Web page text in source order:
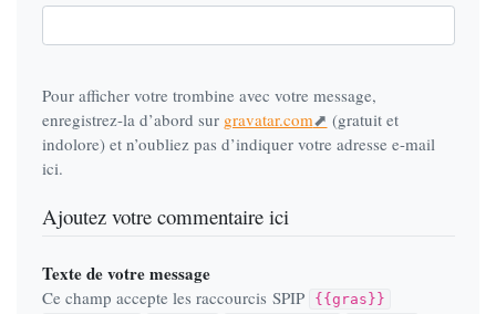
Pour afficher votre trombine avec votre message,
enregistrez-la d’abord sur gravatar.com
(gratuit et
indolore) et n’oubliez pas d’indiquer votre adresse e-mail
ici.
Ajoutez votre commentaire ici
Texte de votre message
Ce champ accepte les raccourcis SPIP
{{gras}}